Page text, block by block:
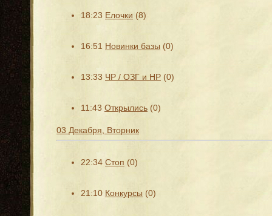
18:23 Елочки (8)
16:51 Новинки базы (0)
13:33 ЧР / ОЗГ и НР (0)
11:43 Открылись (0)
03 Декабря, Вторник
22:34 Стоп (0)
21:10 Конкурсы (0)